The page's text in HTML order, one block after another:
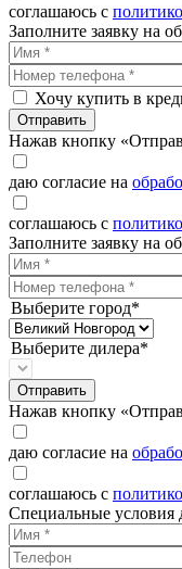
соглашаюсь с
Заполните заявку на
Хочу купить в
Отправить
Нажав кнопку
даю согласие на
соглашаюсь с
Заполните заявку на
Выберите город*
Выберите дилера*
Отправить
Нажав кнопку
даю согласие на
соглашаюсь с
Специальные условия